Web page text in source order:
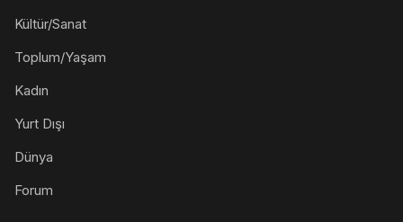
Kültür/Sanat
Toplum/Yaşam
Kadın
Yurt Dışı
Dünya
Forum